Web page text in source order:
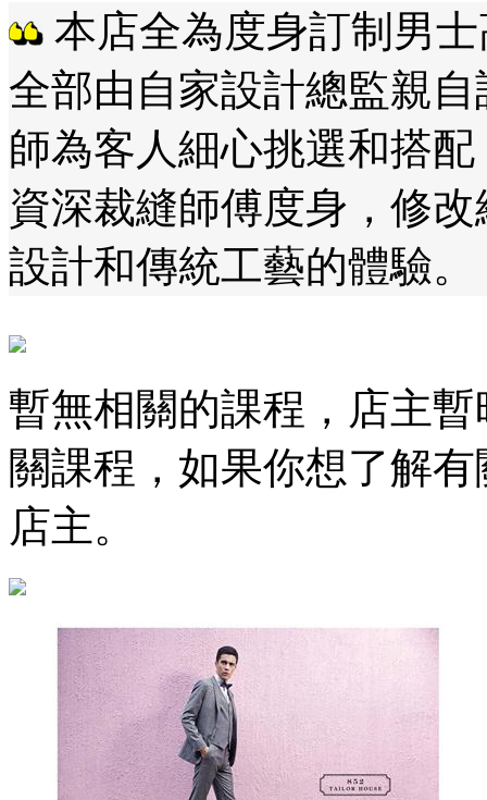
本店全為度身訂制男
全部由自家設計總監親
師為客人細心挑選和搭
資深裁縫師傅度身，修
設計和傳統工藝的體驗。
暫無相關的課程，店主
關課程，如果你想了解
店主。